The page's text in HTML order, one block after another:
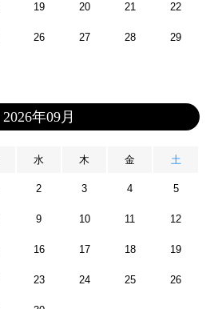
19 20 21 22
26 27 28 29
2026年09月
水 木 金 土
2 3 4 5
9 10 11 12
16 17 18 19
23 24 25 26